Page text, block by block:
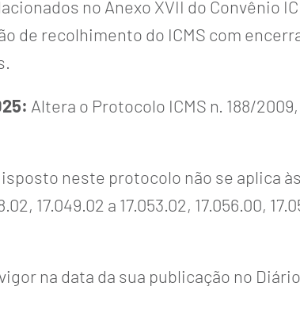
no Anexo XVII do Convênio
de recolhimento do ICMS com
Altera o Protocolo ICMS n. 188/
neste protocolo não se aplica
17.049.02 a 17.053.02, 17.056.00,
na data da sua publicação no